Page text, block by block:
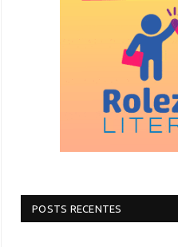
POSTS RECENTES